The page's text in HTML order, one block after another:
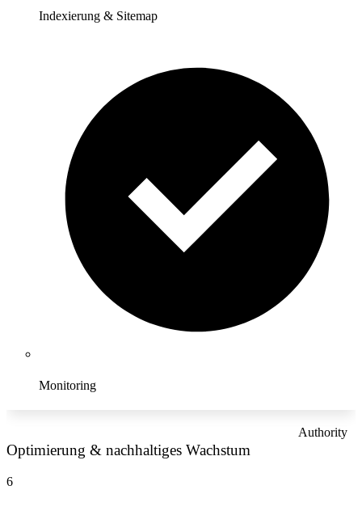
Indexierung & Sitemap
Monitoring
Authority
Optimierung & nachhaltiges Wachstum
6